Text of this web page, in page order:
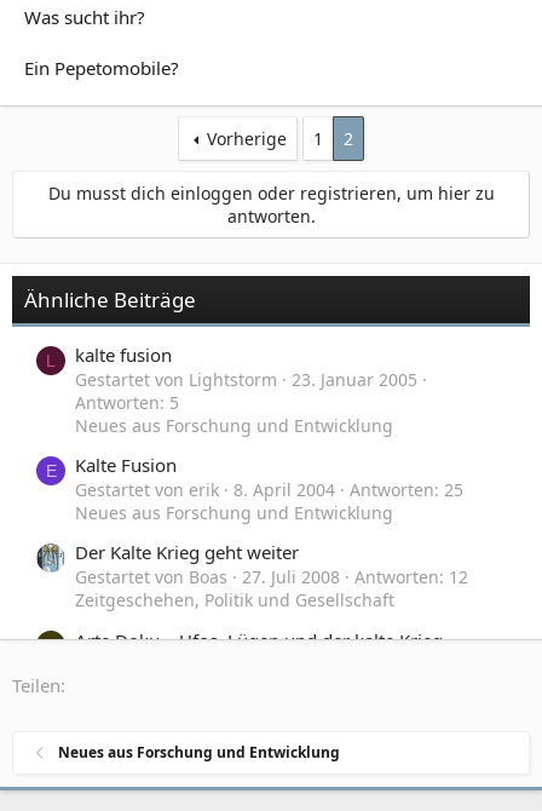
Was sucht ihr?
Ein Pepetomobile?
Vorherige 1 2
Du musst dich einloggen oder registrieren, um hier zu
antworten.
Ähnliche Beiträge
L kalte fusion
Gestartet von Lightstorm
23. Januar 2005
Antworten: 5
Neues aus Forschung und Entwicklung
E Kalte Fusion
Gestartet von erik 8. April 2004
Antworten: 25
Neues aus Forschung und Entwicklung
Der Kalte Krieg geht weiter
Gestartet von Boas 27. Juli 2008
Antworten: 12
Zeitgeschehen, Politik und Gesellschaft
P Arte Doku » Ufos, Lügen und der kalte Krieg
Teilen:
Neues aus Forschung und Entwicklung